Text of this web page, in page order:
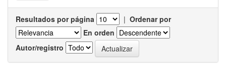
Resultados por página | Ordenar por
En orden
Autor/registro